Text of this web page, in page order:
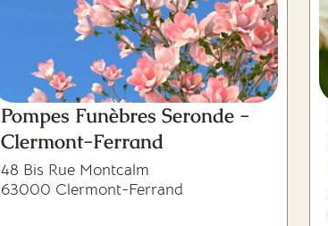
Pompes Funèbres Seronde -
Clermont-Ferrand
48 Bis Rue Montcalm
63000 Clermont-Ferrand